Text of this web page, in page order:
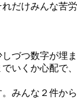
だけみんな苦労
づつ数字が埋ま
いくか心配で、
みんな２件から